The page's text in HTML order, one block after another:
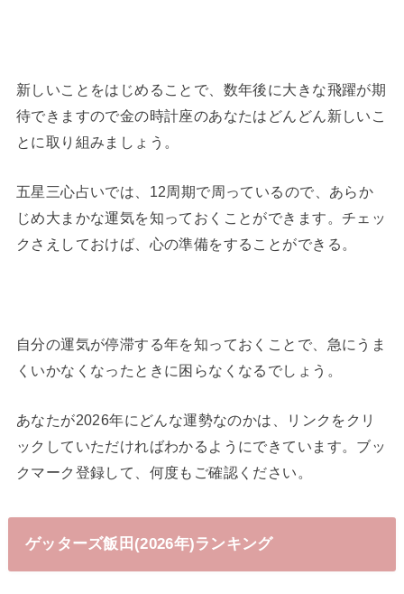
新しいことをはじめることで、数年後に大きな飛躍が期
待できますので金の時計座のあなたはどんどん新しいこ
とに取り組みましょう。
五星三心占いでは、12周期で周っているので、あらか
じめ大まかな運気を知っておくことができます。チェッ
クさえしておけば、心の準備をすることができる。
自分の運気が停滞する年を知っておくことで、急にうま
くいかなくなったときに困らなくなるでしょう。
あなたが2026年にどんな運勢なのかは、リンクをクリ
ックしていただければわかるようにできています。ブッ
クマーク登録して、何度もご確認ください。
ゲッターズ飯田(2026年)ランキング